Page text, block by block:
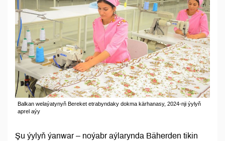
Balkan welaýatynyň Bereket etrabyndaky dokma kärhanasy, 2024-nji ýylyň
aprel aýy
Şu ýylyň ýanwar – noýabr aýlarynda Bäherden tikin